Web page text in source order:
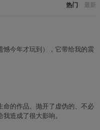
热门 最新
今年才玩到），它带给我的震
命的作品。抛开了虚伪的、不必
造成了很大影响。